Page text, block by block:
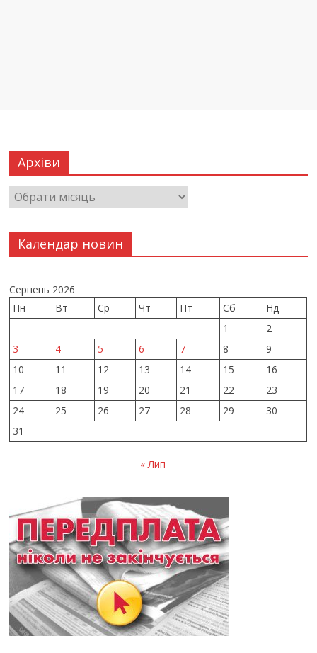
Архіви
Календар новин
Серпень 2026
Пн
Вт Ср Чт Пт Сб
Нд
1
2
3
4 5 6 7 8
9
10
11 12 13 14 15
16
17
18 19 20 21 22
23
24
25 26 27 28 29
30
31
« Лип